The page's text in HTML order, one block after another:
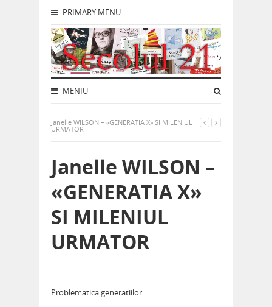
PRIMARY MENU
MENIU
Janelle WILSON – «GENERATIA X» SI MILENIUL
URMATOR
Janelle WILSON –
«GENERATIA X»
SI MILENIUL
URMATOR
Problematica generatiilor